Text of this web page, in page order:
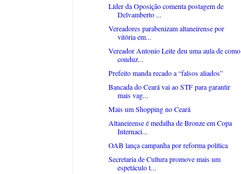
Líder da Oposição comenta postagem de
Delvamberto ...
Vereadores parabenizam altaneirense por
vitória em...
Vereador Antonio Leite deu uma aula de como
conduz...
Prefeito manda recado a “falsos aliados”
Bancada do Ceará vai ao STF para garantir
mais vag...
Mais um Shopping no Ceará
Altaneirense é medalha de Bronze em Copa
Internaci...
OAB lança campanha por reforma política
Secretaria de Cultura promove mais um
espetáculo t...